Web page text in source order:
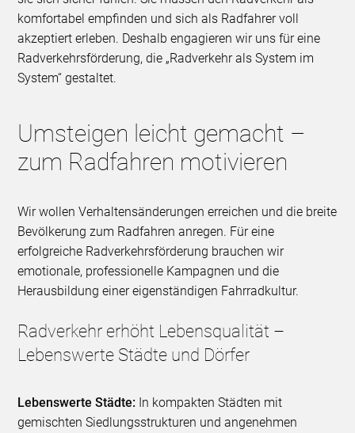
komfortabel empfinden und sich als Radfahrer voll
akzeptiert erleben. Deshalb engagieren wir uns für eine
Radverkehrsförderung, die „Radverkehr als System im
System“ gestaltet.
Umsteigen leicht gemacht –
zum Radfahren motivieren
Wir wollen Verhaltensänderungen erreichen und die breite
Bevölkerung zum Radfahren anregen. Für eine
erfolgreiche Radverkehrsförderung brauchen wir
emotionale, professionelle Kampagnen und die
Herausbildung einer eigenständigen Fahrradkultur.
Radverkehr erhöht Lebensqualität –
Lebenswerte Städte und Dörfer
Lebenswerte Städte: In kompakten Städten mit
gemischten Siedlungsstrukturen und angenehmen